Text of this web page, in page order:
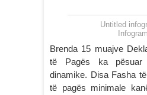
Untitled
Infogram
Brenda 15 muajve
të Pagës ka pësuar
dinamike. Disa Fasha
të pagës minimale